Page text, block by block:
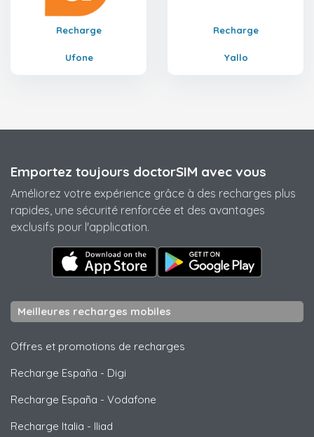
Recharge
Ufone
Recharge
Yallo
Emportez toujours doctorSIM avec vous
Améliorez votre expérience grâce à des recharges plus
rapides, une sécurité renforcée et des avantages
exclusifs pour l'application.
Meilleures recharges mobiles
Offres et promotions de recharges
Recharge España - Digi
Recharge España - Vodafone
Recharge Italia - Iliad